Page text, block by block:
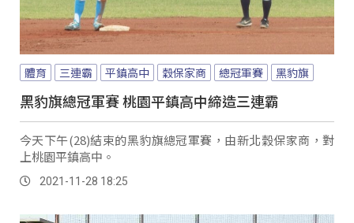
體育 三連霸 平鎮高中 穀保家商 總冠軍賽 黑豹旗
黑豹旗總冠軍賽 桃園平鎮高中締造三連霸
今天下午(28)結束的黑豹旗總冠軍賽，由新北穀保家商，對
上桃園平鎮高中。
2021-11-28 18:25